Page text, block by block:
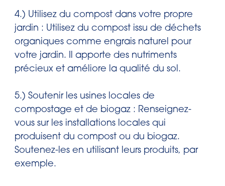
4.) Utilisez du compost dans votre propre
jardin : Utilisez du compost issu de déchets
organiques comme engrais naturel pour
votre jardin. Il apporte des nutriments
précieux et améliore la qualité du sol.
5.) Soutenir les usines locales de
compostage et de biogaz : Renseignez-
vous sur les installations locales qui
produisent du compost ou du biogaz.
Soutenez-les en utilisant leurs produits, par
exemple.